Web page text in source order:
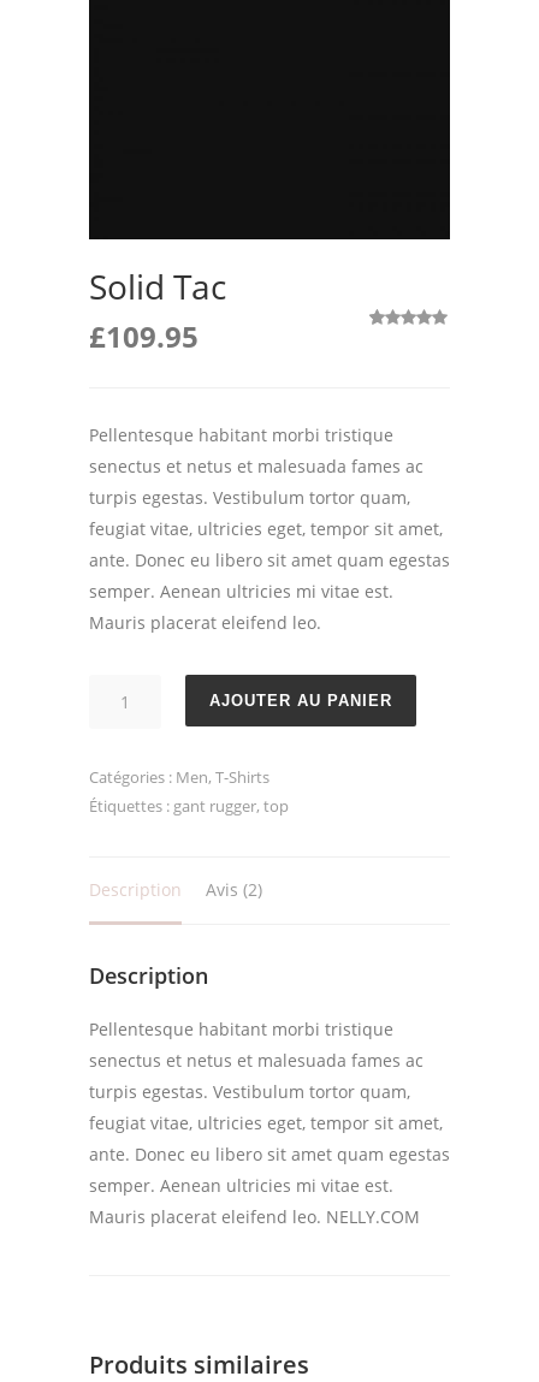
Solid Tac
£109.95
Pellentesque habitant morbi tristique
senectus et netus et malesuada fames ac
turpis egestas. Vestibulum tortor quam,
feugiat vitae, ultricies eget, tempor sit amet,
ante. Donec eu libero sit amet quam egestas
semper. Aenean ultricies mi vitae est.
Mauris placerat eleifend leo.
Tac
AJOUTER AU PANIER
Catégories : Men, T-Shirts
Étiquettes : gant rugger, top
Description Avis (2)
Description
Pellentesque habitant morbi tristique
senectus et netus et malesuada fames ac
turpis egestas. Vestibulum tortor quam,
feugiat vitae, ultricies eget, tempor sit amet,
ante. Donec eu libero sit amet quam egestas
semper. Aenean ultricies mi vitae est.
Mauris placerat eleifend leo. NELLY.COM
Produits similaires